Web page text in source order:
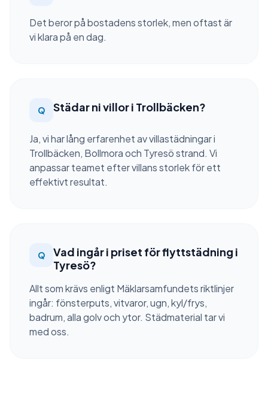
Det beror på bostadens storlek, men oftast är
vi klara på en dag.
Q Städar ni villor i Trollbäcken?
Ja, vi har lång erfarenhet av villastädningar i
Trollbäcken, Bollmora och Tyresö strand. Vi
anpassar teamet efter villans storlek för ett
effektivt resultat.
Q
Vad ingår i priset för flyttstädning i
Tyresö?
Allt som krävs enligt Mäklarsamfundets riktlinjer
ingår: fönsterputs, vitvaror, ugn, kyl/frys,
badrum, alla golv och ytor. Städmaterial tar vi
med oss.